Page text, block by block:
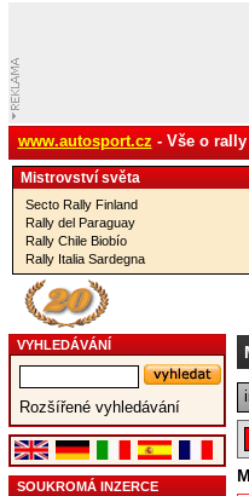
www.autosport.cz - Vše o
Mistrovství­ světa
Secto Rally Finland
Rally del Paraguay
Rally Chile Biobío
Rally Italia Sardegna
VYHLEDÁVÁNÍ
Rozšířené vyhledávání
SOUKROMÁ INZERCE